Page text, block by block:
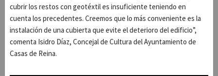
cubrir los restos con geotéxtil es insuficiente teniendo en
cuenta los precedentes. Creemos que lo más conveniente es la
instalación de una cubierta que evite el deterioro del edificio”,
comenta Isidro Díaz, Concejal de Cultura del Ayuntamiento de
Casas de Reina.